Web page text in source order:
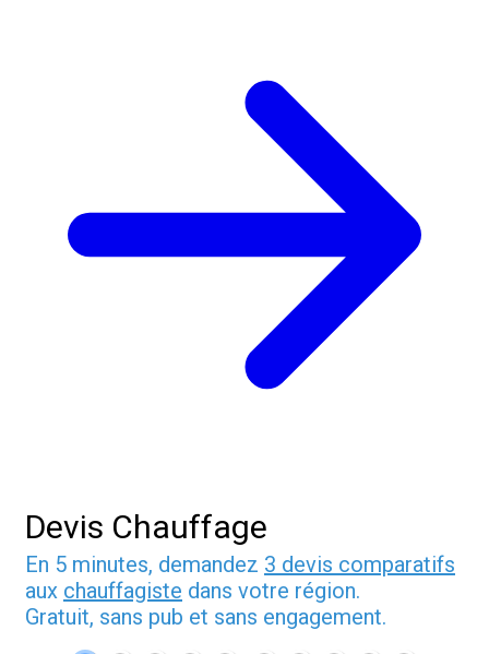
Devis Chauffage
En 5 minutes, demandez 3 devis comparatifs
aux chauffagiste dans votre région.
Gratuit, sans pub et sans engagement.